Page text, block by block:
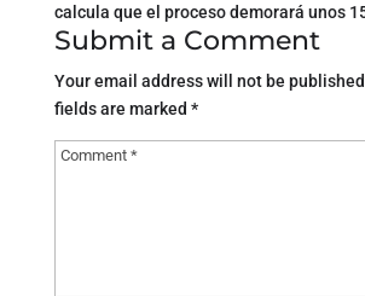
calcula que el proceso demorará unos
Submit a Comment
Your email address will not be
fields are marked *